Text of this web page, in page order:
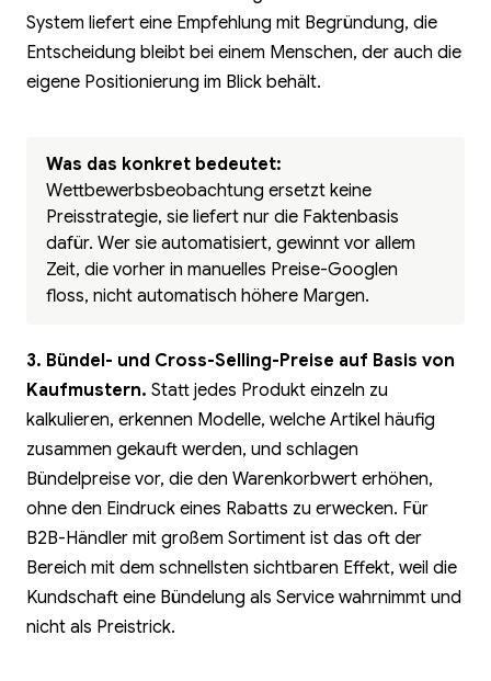
System liefert eine Empfehlung mit Begründung, die
Entscheidung bleibt bei einem Menschen, der auch die
eigene Positionierung im Blick behält.
Was das konkret bedeutet:
Wettbewerbsbeobachtung ersetzt keine
Preisstrategie, sie liefert nur die Faktenbasis
dafür. Wer sie automatisiert, gewinnt vor allem
Zeit, die vorher in manuelles Preise-Googlen
floss, nicht automatisch höhere Margen.
3. Bündel- und Cross-Selling-Preise auf Basis von
Kaufmustern. Statt jedes Produkt einzeln zu
kalkulieren, erkennen Modelle, welche Artikel häufig
zusammen gekauft werden, und schlagen
Bündelpreise vor, die den Warenkorbwert erhöhen,
ohne den Eindruck eines Rabatts zu erwecken. Für
B2B-Händler mit großem Sortiment ist das oft der
Bereich mit dem schnellsten sichtbaren Effekt, weil die
Kundschaft eine Bündelung als Service wahrnimmt und
nicht als Preistrick.